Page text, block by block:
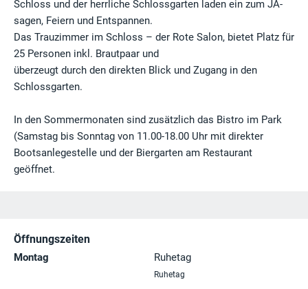
Schloss und der herrliche Schlossgarten laden ein zum JA-
sagen, Feiern und Entspannen.
Das Trauzimmer im Schloss – der Rote Salon, bietet Platz für
25 Personen inkl. Brautpaar und
überzeugt durch den direkten Blick und Zugang in den
Schlossgarten.
In den Sommermonaten sind zusätzlich das Bistro im Park
(Samstag bis Sonntag von 11.00-18.00 Uhr mit direkter
Bootsanlegestelle und der Biergarten am Restaurant
geöffnet.
Öffnungszeiten
Montag Ruhetag
Ruhetag